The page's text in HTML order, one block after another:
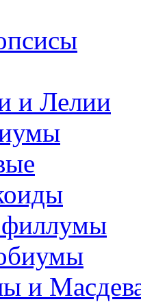
и Лелии
и